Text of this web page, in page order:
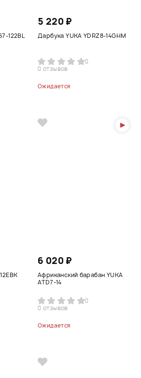
122BL
5 220 ₽
Дарбука YUKA YDRZ8-14GHM
0
0 отзывов
Ожидается
6 020 ₽
Африканский барабан YUKA
ATD7-14
0
0 отзывов
Ожидается